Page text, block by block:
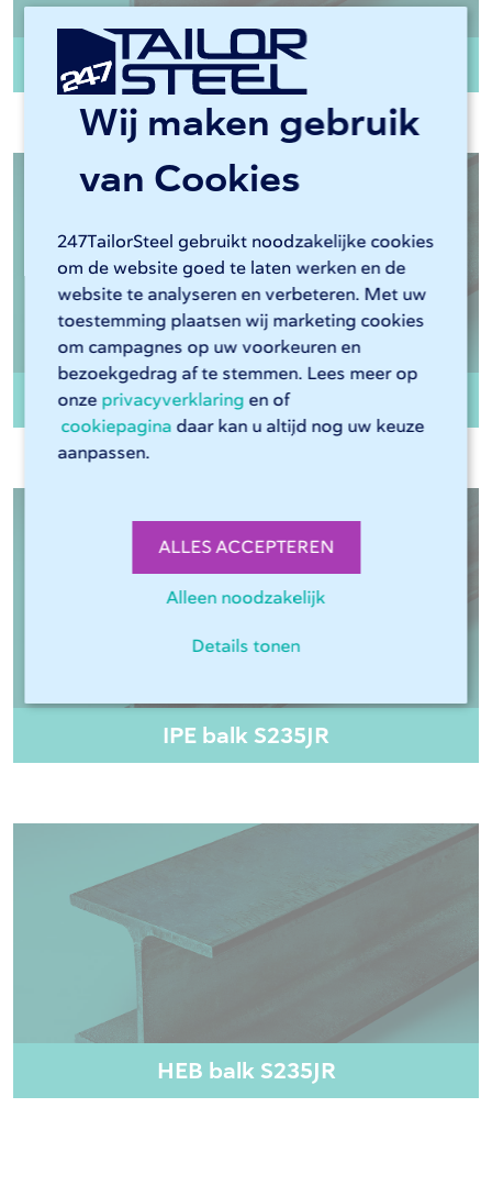
Wij maken gebruik
van Cookies
247TailorSteel gebruikt noodzakelijke cookies
om de website goed te laten werken en de
website te analyseren en verbeteren. Met uw
toestemming plaatsen wij marketing cookies
om campagnes op uw voorkeuren en
bezoekgedrag af te stemmen. Lees meer op
onze privacyverklaring en of
cookiepagina daar kan u altijd nog uw keuze
aanpassen.
ALLES ACCEPTEREN
Alleen noodzakelijk
Details tonen
IPE balk S355J2
HEA balk S235JR
IPE balk S235JR
HEB balk S235JR